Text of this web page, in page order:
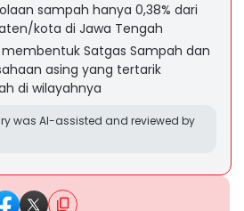
sampah hanya 0,38% dari
kota di Jawa Tengah
Satgas Sampah dan
asing yang tertarik
di wilayahnya
was AI-assisted and reviewed by